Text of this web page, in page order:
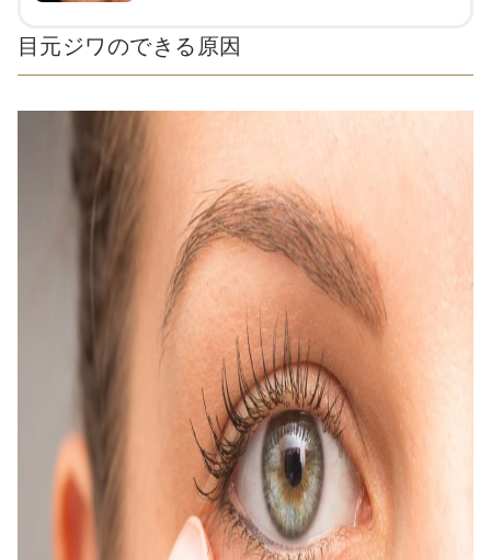
目元ジワのできる原因